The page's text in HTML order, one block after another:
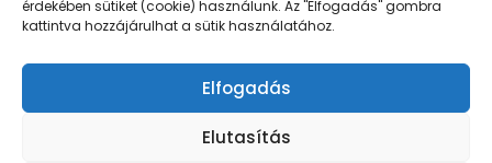
érdekében sütiket (cookie) használunk. Az "Elfogadás" gombra
kattintva hozzájárulhat a sütik használatához.
Elfogadás
Elutasítás
Általános Szerződési Feltételek
Adatvédelmi irányelvek
Rólam
Cookie Policy (EU)